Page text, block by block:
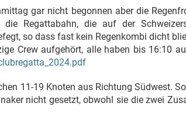
gar nicht begonnen aber die
Regattabahn, die auf der
so dass fast kein Regenkombi dicht
Crew aufgehört, alle haben bis 16:10
11-19 Knoten aus Richtung Südwest.
nicht gesetzt, obwohl sie die zwei